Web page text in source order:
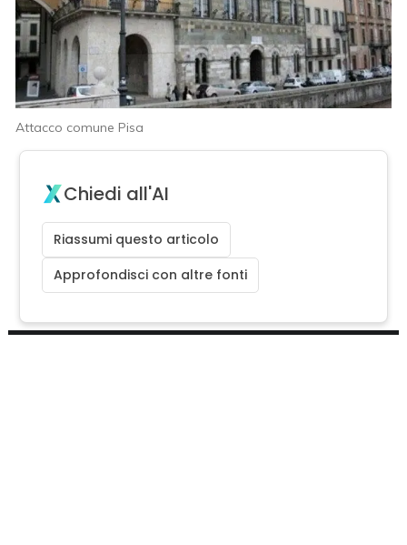
Attacco comune Pisa
Chiedi all'AI
Riassumi questo articolo
Approfondisci con altre fonti